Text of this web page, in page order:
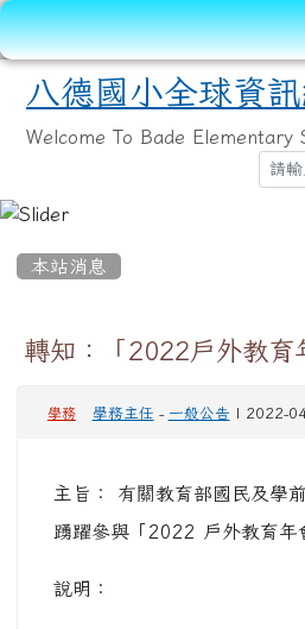
八德國小全球資訊
Welcome To Bade Elementary
本站消息
轉知：「2022戶外教育
學務 學務主任 - 一般公告 | 2022-
主旨： 有關教育部國民及學
踴躍參與「2022 戶外教育年
說明：